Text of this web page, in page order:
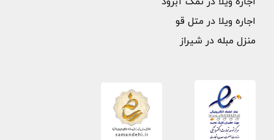
اجاره ویلا در متل قو
منزل مبله در شیراز